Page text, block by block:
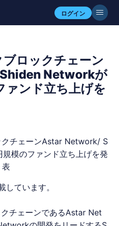
ログイン
ブロックチェーン
Networkが
ァンド立ち上げを
しています。
チェーンであるAstar Net